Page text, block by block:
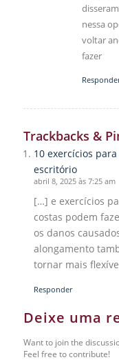
nessa
voltar
fazer
Trackbacks &
10 exercícios
escritório
abril 8, 2025 às 7:25 am
[…] e exercícios
costas podem
os danos
alongamento
tornar mais
Responder
Deixe uma
Want to join the
Feel free to contribute!